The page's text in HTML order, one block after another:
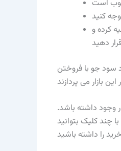
کرده و
سود جو با فروختن
وجود داشته باشد.
چند کلیک بتوانید